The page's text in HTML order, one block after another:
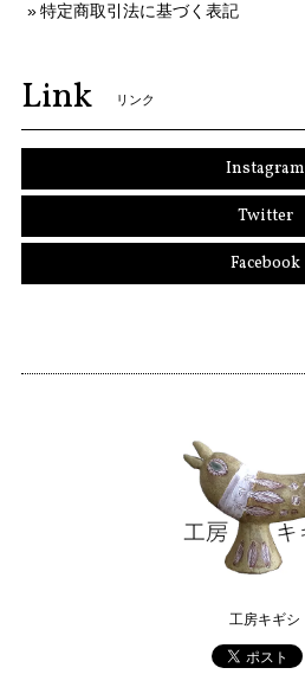
特定商取引法に基づく表記
Link リンク
Instagram
Twitter
Facebook
工房キギシ